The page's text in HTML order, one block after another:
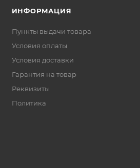
ИНФОРМАЦИЯ
Пункты выдачи товара
Условия оплаты
Условия доставки
Гарантия на товар
Реквизиты
Политика